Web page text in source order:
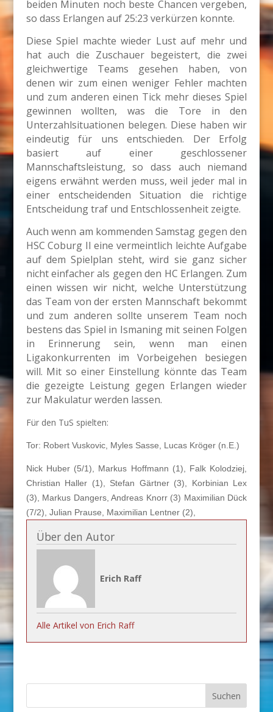
beiden Minuten noch beste Chancen vergeben,
so dass Erlangen auf 25:23 verkürzen konnte.
Diese Spiel machte wieder Lust auf mehr und
hat auch die Zuschauer begeistert, die zwei
gleichwertige Teams gesehen haben, von
denen wir zum einen weniger Fehler machten
und zum anderen einen Tick mehr dieses Spiel
gewinnen wollten, was die Tore in den
Unterzahlsituationen belegen. Diese haben wir
eindeutig für uns entschieden. Der Erfolg
basiert auf einer geschlossener
Mannschaftsleistung, so dass auch niemand
eigens erwähnt werden muss, weil jeder mal in
einer entscheidenden Situation die richtige
Entscheidung traf und Entschlossenheit zeigte.
Auch wenn am kommenden Samstag gegen den
HSC Coburg II eine vermeintlich leichte Aufgabe
auf dem Spielplan steht, wird sie ganz sicher
nicht einfacher als gegen den HC Erlangen. Zum
einen wissen wir nicht, welche Unterstützung
das Team von der ersten Mannschaft bekommt
und zum anderen sollte unserem Team noch
bestens das Spiel in Ismaning mit seinen Folgen
in Erinnerung sein, wenn man einen
Ligakonkurrenten im Vorbeigehen besiegen
will. Mit so einer Einstellung könnte das Team
die gezeigte Leistung gegen Erlangen wieder
zur Makulatur werden lassen.
Für den TuS spielten:
Tor: Robert Vuskovic, Myles Sasse, Lucas Kröger (n.E.)
Nick Huber (5/1), Markus Hoffmann (1), Falk Kolodziej,
Christian Haller (1), Stefan Gärtner (3), Korbinian Lex
(3), Markus Dangers, Andreas Knorr (3) Maximilian Dück
(7/2), Julian Prause, Maximilian Lentner (2),
Über den Autor
Erich Raff
Alle Artikel von Erich Raff